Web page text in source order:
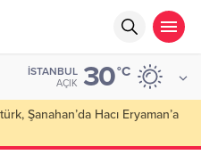
İSTANBUL
AÇIK 30°C
Şanahan’da Hacı Eryaman’a